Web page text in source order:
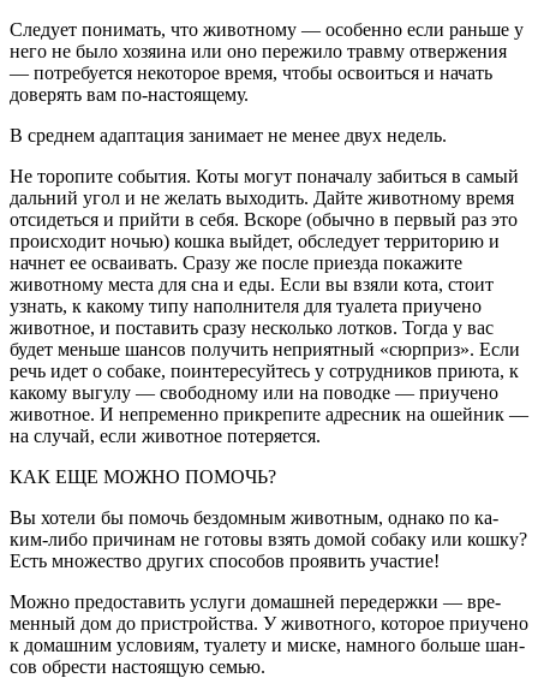
Следует понимать, что животному — особенно если раньше у
него не было хозяина или оно пережило трав­му отвержения
— потребуется некоторое время, что­бы освоиться и начать
доверять вам по-настоящему.
В среднем адаптация занимает не менее двух недель.
Не торопите события. Коты могут поначалу забиться в самый
дальний угол и не желать выходить. Дайте жи­вотному время
отсидеться и прийти в себя. Вскоре (обычно в первый раз это
происходит ночью) кошка выйдет, обследует территорию и
начнет ее осваивать. Сразу же после приезда покажите
животному места для сна и еды. Если вы взяли кота, стоит
узнать, к ка­кому типу наполнителя для туалета приучено
живот­ное, и поставить сразу несколько лотков. Тогда у вас
будет меньше шансов получить неприятный «сюр­приз». Если
речь идет о собаке, поинтересуйтесь у со­трудников приюта, к
какому выгулу — свободному или на поводке — приучено
животное. И непременно при­крепите адресник на ошейник —
на случай, если жи­вотное потеряется.
КАК ЕЩЕ МОЖНО ПОМОЧЬ?
Вы хотели бы помочь бездомным живот­ным, однако по ка­
ким-либо причинам не готовы взять до­мой собаку или кош­ку?
Есть множест­во других способов проявить участие!
Можно предоста­вить услуги домашней передержки — вре­
менный дом до пристройства. У животно­го, которое приучено
к домашним услови­ям, туалету и миске, намного больше шан­
сов обрести настоя­щую семью.